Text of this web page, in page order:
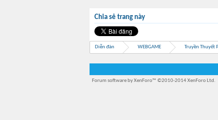
Chia sẻ trang này
Diễn đàn WEBGAME Truyền Thuyết
Forum software by XenForo™ ©2010-2014 XenForo Ltd.